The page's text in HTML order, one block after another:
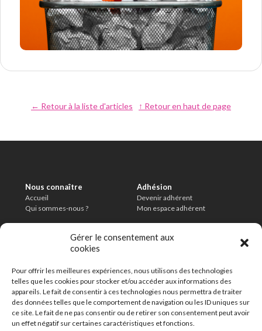
Gérer le consentement aux
cookies
Pour offrir les meilleures expériences, nous utilisons des technologies
telles que les cookies pour stocker et/ou accéder aux informations des
appareils. Le fait de consentir à ces technologies nous permettra de traiter
des données telles que le comportement de navigation ou les ID uniques sur
ce site. Le fait de ne pas consentir ou de retirer son consentement peut avoir
un effet négatif sur certaines caractéristiques et fonctions.
← Retour à la liste d'articles ↑ Retour en haut de page
Nous connaître
Accueil
Qui sommes-nous ?
Adhésion
Devenir adhérent
Mon espace adhérent
Mentions légales
Politique de confidentialité
Charte de modération
En savoir plus
FAQ
Contact